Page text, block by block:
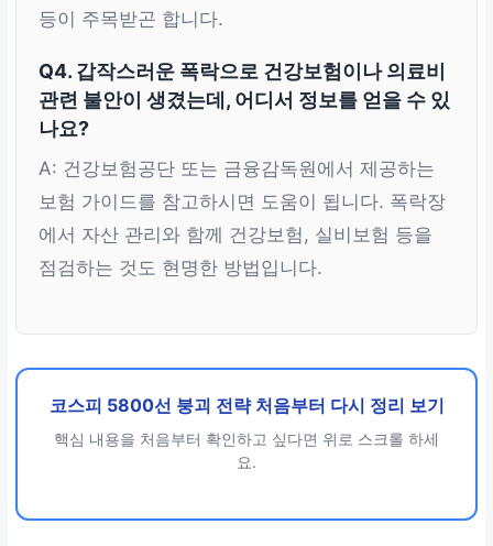
등이 주목받곤 합니다.
Q4. 갑작스러운 폭락으로 건강보험이나 의료비
관련 불안이 생겼는데, 어디서 정보를 얻을 수 있
나요?
A: 건강보험공단 또는 금융감독원에서 제공하는
보험 가이드를 참고하시면 도움이 됩니다. 폭락장
에서 자산 관리와 함께 건강보험, 실비보험 등을
점검하는 것도 현명한 방법입니다.
코스피 5800선 붕괴 전략 처음부터 다시 정리 보기
핵심 내용을 처음부터 확인하고 싶다면 위로 스크롤 하세
요.